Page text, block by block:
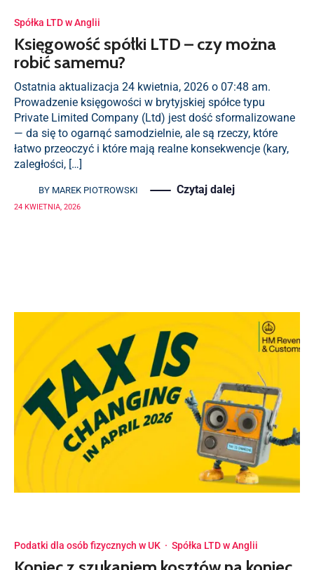
Spółka LTD w Anglii
Księgowość spółki LTD – czy można
robić samemu?
Ostatnia aktualizacja 24 kwietnia, 2026 o 07:48 am.
Prowadzenie księgowości w brytyjskiej spółce typu
Private Limited Company (Ltd) jest dość sformalizowane
— da się to ogarnąć samodzielnie, ale są rzeczy, które
łatwo przeoczyć i które mają realne konsekwencje (kary,
zaległości, […]
BY MAREK PIOTROWSKI Czytaj dalej
24 KWIETNIA, 2026
Podatki dla osób fizycznych w UK · Spółka LTD w Anglii